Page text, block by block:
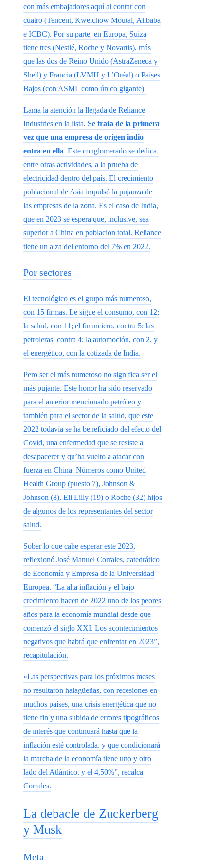
con más embajadores aquí al contar con
cuatro (Tencent, Kweichow Moutai, Alibaba
e ICBC). Por su parte, en Europa, Suiza
tiene tres (Nestlé, Roche y Novartis), más
que las dos de Reino Unido (AstraZeneca y
Shell) y Francia (LVMH y L’Oréal) o Países
Bajos (con ASML como único gigante).
Lama la atención la llegada de Reliance
Industries en la lista. Se trata de la primera
vez que una empresa de origen indio
entra en ella. Este conglomerado se dedica,
entre otras actividades, a la prueba de
electricidad dentro del país. El crecimiento
poblacional de Asia impulsó la pujanza de
las empresas de la zona. Es el caso de India,
que en 2023 se espera que, inclusive, sea
superior a China en población total. Reliance
tiene un alza del entorno del 7% en 2022.
Por sectores
El tecnológico es el grupo más numeroso,
con 15 firmas. Le sigue el consumo, con 12;
la salud, con 11; el financiero, contra 5; las
petroleras, contra 4; la automoción, con 2, y
el energético, con la cotizada de India.
Pero ser el más numeroso no significa ser el
más pujante. Este honor ha sido reservado
para el anterior mencionado petróleo y
también para el sector de la salud, que este
2022 todavía se ha beneficiado del efecto del
Covid, una enfermedad que se resiste a
desapacerer y qu’ha vuelto a atacar con
fuerza en China. Números como United
Health Group (puesto 7), Johnson &
Johnson (8), Eli Lilly (19) o Roche (32) hijos
de algunos de los representantes del sector
salud.
Sober lo que cabe esperar este 2023,
reflexionó José Manuel Corrales, catedrático
de Economía y Empresa de la Universidad
Europea. “La alta inflación y el bajo
crecimiento hacen de 2022 uno de los peores
años para la economía mundial desde que
comenzó el siglo XXI. Los acontecimientos
negativos que habrá que enfrentar en 2023”,
recapitulación.
«Las perspectivas para los próximos meses
no resultaron halagüeñas, con recesiones en
muchos países, una crisis energética que no
tiene fin y una subida de errores tipográficos
de interés que continuará hasta que la
inflación esté controlada, y que condicionará
la marcha de la economía tiene uno y otro
lado del Atlántico. y el 4,50%”, recalca
Corrales.
La debacle de Zuckerberg
y Musk
Meta